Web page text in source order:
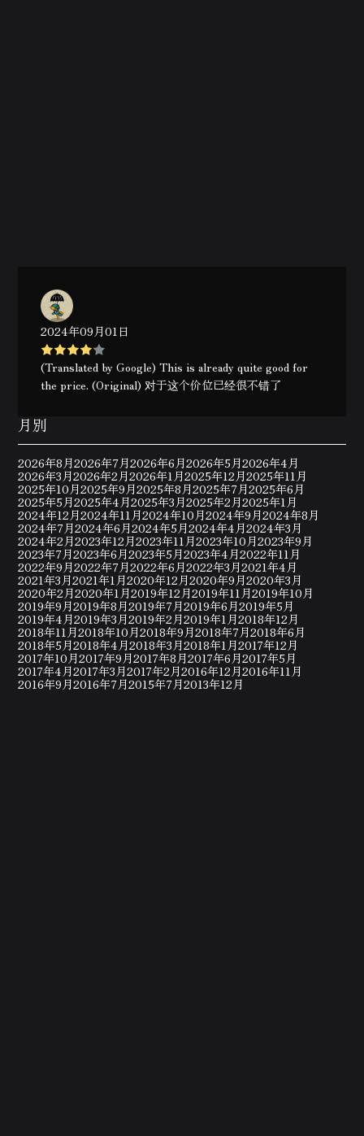
2024年09月01日
(Translated by Google) This is already quite good for
the price. (Original) 对于这个价位已经很不错了
月別
2026年8月2026年7月2026年6月2026年5月2026年4月
2026年3月2026年2月2026年1月2025年12月2025年11月
2025年10月2025年9月2025年8月2025年7月2025年6月
2025年5月2025年4月2025年3月2025年2月2025年1月
2024年12月2024年11月2024年10月2024年9月2024年8月
2024年7月2024年6月2024年5月2024年4月2024年3月
2024年2月2023年12月2023年11月2023年10月2023年9月
2023年7月2023年6月2023年5月2023年4月2022年11月
2022年9月2022年7月2022年6月2022年3月2021年4月
2021年3月2021年1月2020年12月2020年9月2020年3月
2020年2月2020年1月2019年12月2019年11月2019年10月
2019年9月2019年8月2019年7月2019年6月2019年5月
2019年4月2019年3月2019年2月2019年1月2018年12月
2018年11月2018年10月2018年9月2018年7月2018年6月
2018年5月2018年4月2018年3月2018年1月2017年12月
2017年10月2017年9月2017年8月2017年6月2017年5月
2017年4月2017年3月2017年2月2016年12月2016年11月
2016年9月2016年7月2015年7月2013年12月